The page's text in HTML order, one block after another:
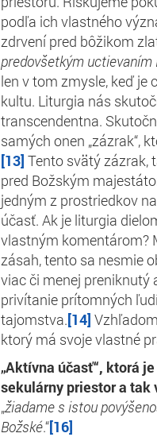
podľa ich vlastného
zdrvení pred bôžikom
predovšetkým uctievaním
len v tom zmysle, keď je
kultu. Liturgia nás
transcendentna.
samých onen „zázrak“,
[13] Tento svätý zázrak,
pred Božským
jedným z prostriedkov
účasť. Ak je liturgia
vlastným komentárom?
zásah, tento sa nesmie
viac či menej
privítanie prítomných
tajomstva.[14]
ktorý má svoje vlastné
„Aktívna účasť“, ktorá
sekulárny priestor a tak
„žiadame s istou
Božské.“[16]